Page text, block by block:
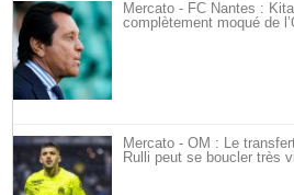
Mercato - FC Nantes :
complètement moqué de
Mercato - OM : Le
Rulli peut se boucler très